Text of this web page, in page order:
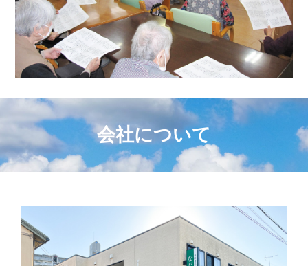
会社について